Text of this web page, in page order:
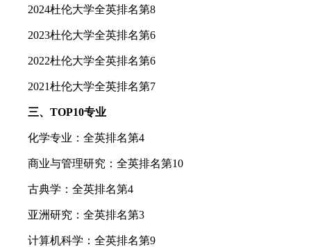
2024杜伦大学全英排名第8
2023杜伦大学全英排名第6
2022杜伦大学全英排名第6
2021杜伦大学全英排名第7
三、TOP10专业
化学专业：全英排名第4
商业与管理研究：全英排名第10
古典学：全英排名第4
亚洲研究：全英排名第3
计算机科学：全英排名第9